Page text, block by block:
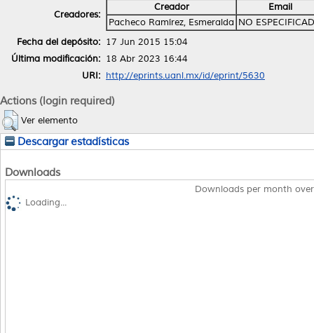
Creadores:
Creador
Email
Pacheco Ramírez, Esmeralda NO
Fecha del depósito: 17 Jun 2015 15:04
Última modificación: 18 Abr 2023 16:44
URI: http://eprints.uanl.mx/id/eprint/5630
Actions (login required)
Ver elemento
Descargar estadísticas
Downloads
Downloads per month
Loading...